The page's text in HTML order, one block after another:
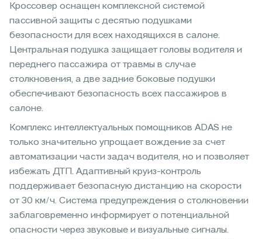
Кроссовер оснащен комплексной системой
пассивной защиты с десятью подушками
безопасности для всех находящихся в салоне.
Центральная подушка защищает головы водителя и
переднего пассажира от травмы в случае
столкновения, а две задние боковые подушки
обеспечивают безопасность всех пассажиров в
салоне.
Комплекс интеллектуальных помощников ADAS не
только значительно упрощает вождение за счет
автоматизации части задач водителя, но и позволяет
избежать ДТП. Адаптивный круиз-контроль
поддерживает безопасную дистанцию на скорости
от 30 км/ч. Система предупреждения о столкновении
заблаговременно информирует о потенциальной
опасности через звуковые и визуальные сигналы.